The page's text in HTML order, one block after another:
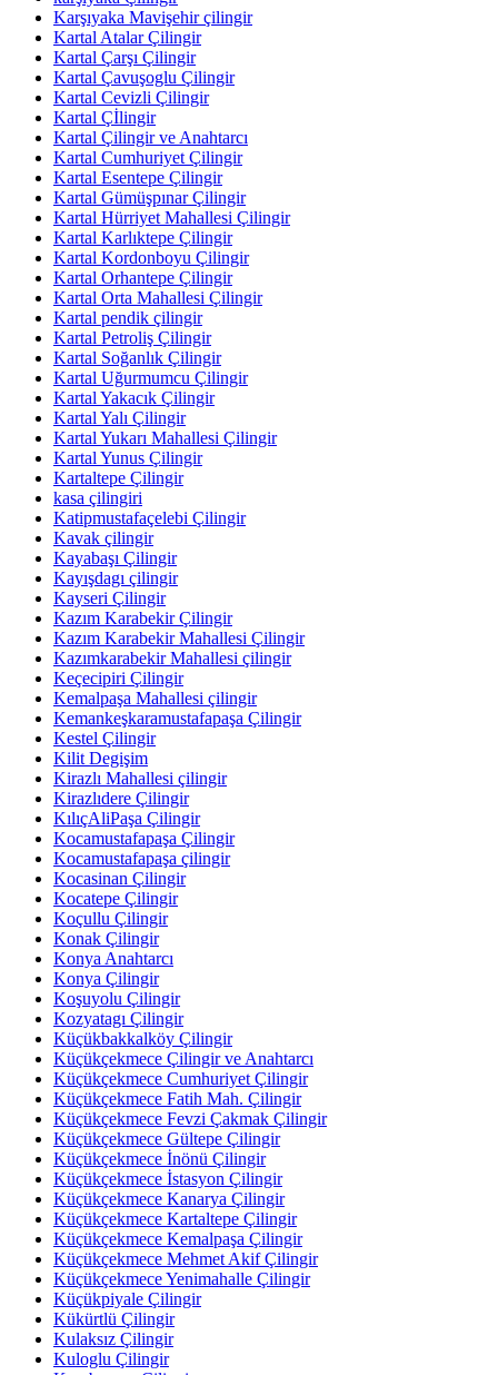
Karşıyaka Mavişehir çilingir
Kartal Atalar Çilingir
Kartal Çarşı Çilingir
Kartal Çavuşoglu Çilingir
Kartal Cevizli Çilingir
Kartal Çİlingir
Kartal Çilingir ve Anahtarcı
Kartal Cumhuriyet Çilingir
Kartal Esentepe Çilingir
Kartal Gümüşpınar Çilingir
Kartal Hürriyet Mahallesi Çilingir
Kartal Karlıktepe Çilingir
Kartal Kordonboyu Çilingir
Kartal Orhantepe Çilingir
Kartal Orta Mahallesi Çilingir
Kartal pendik çilingir
Kartal Petroliş Çilingir
Kartal Soğanlık Çilingir
Kartal Uğurmumcu Çilingir
Kartal Yakacık Çilingir
Kartal Yalı Çilingir
Kartal Yukarı Mahallesi Çilingir
Kartal Yunus Çilingir
Kartaltepe Çilingir
kasa çilingiri
Katipmustafaçelebi Çilingir
Kavak çilingir
Kayabaşı Çilingir
Kayışdagı çilingir
Kayseri Çilingir
Kazım Karabekir Çilingir
Kazım Karabekir Mahallesi Çilingir
Kazımkarabekir Mahallesi çilingir
Keçecipiri Çilingir
Kemalpaşa Mahallesi çilingir
Kemankeşkaramustafapaşa Çilingir
Kestel Çilingir
Kilit Degişim
Kirazlı Mahallesi çilingir
Kirazlıdere Çilingir
KılıçAliPaşa Çilingir
Kocamustafapaşa Çilingir
Kocamustafapaşa çilingir
Kocasinan Çilingir
Kocatepe Çilingir
Koçullu Çilingir
Konak Çilingir
Konya Anahtarcı
Konya Çilingir
Koşuyolu Çilingir
Kozyatagı Çilingir
Küçükbakkalköy Çilingir
Küçükçekmece Çilingir ve Anahtarcı
Küçükçekmece Cumhuriyet Çilingir
Küçükçekmece Fatih Mah. Çilingir
Küçükçekmece Fevzi Çakmak Çilingir
Küçükçekmece Gültepe Çilingir
Küçükçekmece İnönü Çilingir
Küçükçekmece İstasyon Çilingir
Küçükçekmece Kanarya Çilingir
Küçükçekmece Kartaltepe Çilingir
Küçükçekmece Kemalpaşa Çilingir
Küçükçekmece Mehmet Akif Çilingir
Küçükçekmece Yenimahalle Çilingir
Küçükpiyale Çilingir
Kükürtlü Çilingir
Kulaksız Çilingir
Kuloglu Çilingir